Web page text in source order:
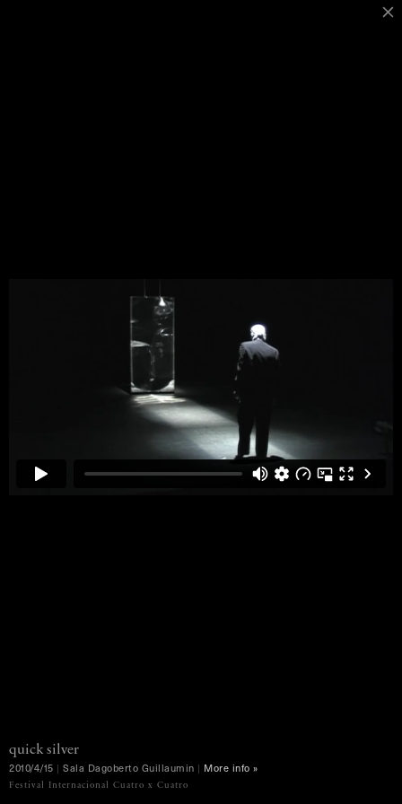
Festival Internacional Cuatro x Cuatro
quick silver
2010/4/15 | Sala Dagoberto Guillaumin | More info »